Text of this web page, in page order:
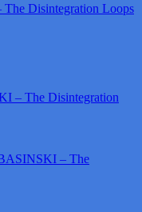
Disintegration Loops
– The Disintegration
– The